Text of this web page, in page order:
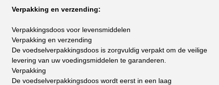
Verpakking en verzending:
Verpakkingsdoos voor levensmiddelen
Verpakking en verzending
De voedselverpakkingsdoos is zorgvuldig verpakt om de veilige
levering van uw voedingsmiddelen te garanderen.
Verpakking
De voedselverpakkingsdoos wordt eerst in een laag